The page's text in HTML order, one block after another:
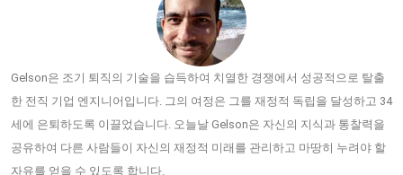
Gelson은 조기 퇴직의 기술을 습득하여 치열한 경쟁에서 성공적으로 탈출
한 전직 기업 엔지니어입니다. 그의 여정은 그를 재정적 독립을 달성하고 34
세에 은퇴하도록 이끌었습니다. 오늘날 Gelson은 자신의 지식과 통찰력을
공유하여 다른 사람들이 자신의 재정적 미래를 관리하고 마땅히 누려야 할
자유를 얻을 수 있도록 합니다.